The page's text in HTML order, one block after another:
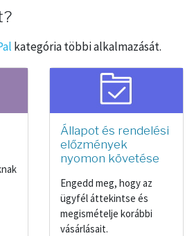
kategória többi alkalmazását.
Állapot és rendelési
előzmények
nyomon követése
Engedd meg, hogy az
ügyfél áttekintse és
megismételje korábbi
vásárlásait.